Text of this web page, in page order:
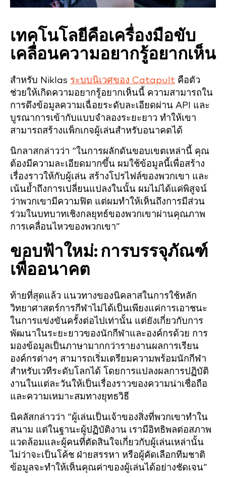
เทคโนโลยีคือเครื่องมือขับ
เคลื่อนความอยากรู้อยากเห็น
สำหรับ Niklas ระบบนิเวศของ Catapult คือตัว
ช่วยให้เกิดความอยากรู้อยากเห็นนี้ ความสามารถใน
การดึงข้อมูลความเฉื่อยระดับละเอียดผ่าน API และ
บูรณาการเข้ากับแบบจำลองระยะยาว ทำให้เขา
สามารถสร้างแพ็กเกจผู้เล่นสำหรับอนาคตได้
นิกลาสกล่าวว่า “ในการผลักดันขอบเขตเหล่านี้ คุณ
ต้องมีความละเอียดมากขึ้น ผมใช้ข้อมูลนี้เพื่อสร้าง
เรื่องราวให้กับผู้เล่น สร้างโปรไฟล์ของพวกเขา และ
เน้นย้ำถึงการเปลี่ยนแปลงในนั้น ผมไม่ได้แค่พิสูจน์
ว่าพวกเขามีความฟิต แต่ผมทำให้เห็นถึงการมีส่วน
ร่วมในบทบาทเชิงกลยุทธ์ของพวกเขาผ่านคุณภาพ
การเคลื่อนไหวของพวกเขา”
ขอบฟ้าใหม่: การบรรจุภัณฑ์
เพื่ออนาคต
ท้ายที่สุดแล้ว แนวทางของนิคลาสในการใช้หลัก
วิทยาศาสตร์การกีฬาไม่ได้เป็นเพียงแค่การเอาชนะ
ในการแข่งขันครั้งต่อไปเท่านั้น แต่ยังเกี่ยวกับการ
พัฒนาในระยะยาวของนักกีฬาและองค์กรด้วย การ
มองข้อมูลเป็นภาษามากกว่ารายงานผลการเรียน
องค์กรต่างๆ สามารถเริ่มเตรียมความพร้อมนักกีฬา
สำหรับเวทีระดับโลกได้ โดยการแปลงผลการปฏิบัติ
งานในแต่ละวันให้เป็นเรื่องราวของความน่าเชื่อถือ
และความเหมาะสมทางยุทธวิธี
นิคลัสกล่าวว่า “ผู้เล่นเป็นเจ้าของสิ่งที่พวกเขาทำใน
สนาม แต่ในฐานะผู้ปฏิบัติงาน เรามีอิทธิพลต่อสภาพ
แวดล้อมและผู้คนที่ตัดสินใจเกี่ยวกับผู้เล่นเหล่านั้น
ไม่ว่าจะเป็นโค้ช ฝ่ายสรรหา หรือผู้คัดเลือกทีมชาติ
ข้อมูลจะทำให้เห็นคุณค่าของผู้เล่นได้อย่างชัดเจน”